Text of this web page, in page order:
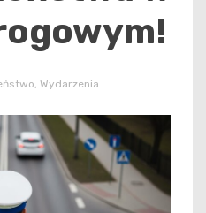
Wydarzenia